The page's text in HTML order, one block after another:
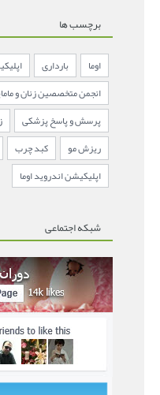
برچسب ها
اوما بارداری
انجمن متخصصین زنان و
پرسش و پاسخ پزشکی
ریزش مو
کبد چرب
اپلیکیشن اندروید اوما
شبکه اجتماعی